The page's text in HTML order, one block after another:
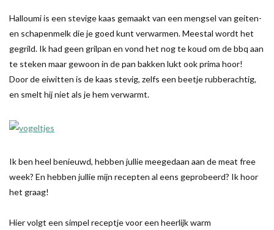
Halloumi is een stevige kaas gemaakt van een mengsel van geiten-
en schapenmelk die je goed kunt verwarmen. Meestal wordt het
gegrild. Ik had geen grilpan en vond het nog te koud om de bbq aan
te steken maar gewoon in de pan bakken lukt ook prima hoor!
Door de eiwitten is de kaas stevig, zelfs een beetje rubberachtig,
en smelt hij niet als je hem verwarmt.
Ik ben heel benieuwd, hebben jullie meegedaan aan de meat free
week? En hebben jullie mijn recepten al eens geprobeerd? Ik hoor
het graag!
Hier volgt een simpel receptje voor een heerlijk warm